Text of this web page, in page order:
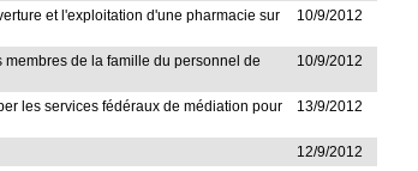
et l'exploitation d'une pharmacie sur
10/9/2012
de la famille du personnel de
10/9/2012
les services fédéraux de médiation pour
13/9/2012
12/9/2012